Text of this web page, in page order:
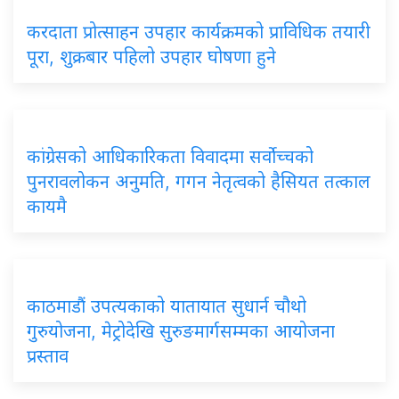
करदाता प्रोत्साहन उपहार कार्यक्रमको प्राविधिक तयारी
पूरा, शुक्रबार पहिलो उपहार घोषणा हुने
कांग्रेसको आधिकारिकता विवादमा सर्वोच्चको
पुनरावलोकन अनुमति, गगन नेतृत्वको हैसियत तत्काल
कायमै
काठमाडौं उपत्यकाको यातायात सुधार्न चौथो
गुरुयोजना, मेट्रोदेखि सुरुङमार्गसम्मका आयोजना
प्रस्ताव